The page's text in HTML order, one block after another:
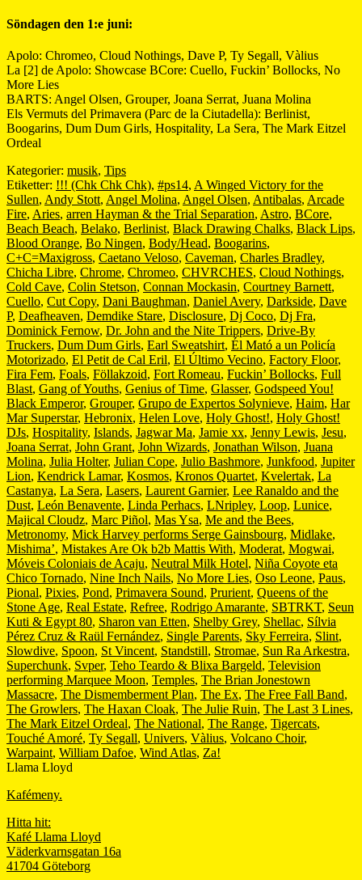
Söndagen den 1:e juni:
Apolo: Chromeo, Cloud Nothings, Dave P, Ty Segall, Vàlius
La [2] de Apolo: Showcase BCore: Cuello, Fuckin’ Bollocks, No
More Lies
BARTS: Angel Olsen, Grouper, Joana Serrat, Juana Molina
Els Vermuts del Primavera (Parc de la Ciutadella): Berlinist,
Boogarins, Dum Dum Girls, Hospitality, La Sera, The Mark Eitzel
Ordeal
Kategorier: musik, Tips
Etiketter: !!! (Chk Chk Chk), #ps14, A Winged Victory for the
Sullen, Andy Stott, Angel Molina, Angel Olsen, Antibalas, Arcade
Fire, Aries, arren Hayman & the Trial Separation, Astro, BCore,
Beach Beach, Belako, Berlinist, Black Drawing Chalks, Black Lips,
Blood Orange, Bo Ningen, Body/Head, Boogarins,
C+C=Maxigross, Caetano Veloso, Caveman, Charles Bradley,
Chicha Libre, Chrome, Chromeo, CHVRCHES, Cloud Nothings,
Cold Cave, Colin Stetson, Connan Mockasin, Courtney Barnett,
Cuello, Cut Copy, Dani Baughman, Daniel Avery, Darkside, Dave
P, Deafheaven, Demdike Stare, Disclosure, Dj Coco, Dj Fra,
Dominick Fernow, Dr. John and the Nite Trippers, Drive-By
Truckers, Dum Dum Girls, Earl Sweatshirt, Él Mató a un Policía
Motorizado, El Petit de Cal Eril, El Último Vecino, Factory Floor,
Fira Fem, Foals, Föllakzoid, Fort Romeau, Fuckin’ Bollocks, Full
Blast, Gang of Youths, Genius of Time, Glasser, Godspeed You!
Black Emperor, Grouper, Grupo de Expertos Solynieve, Haim, Har
Mar Superstar, Hebronix, Helen Love, Holy Ghost!, Holy Ghost!
DJs, Hospitality, Islands, Jagwar Ma, Jamie xx, Jenny Lewis, Jesu,
Joana Serrat, John Grant, John Wizards, Jonathan Wilson, Juana
Molina, Julia Holter, Julian Cope, Julio Bashmore, Junkfood, Jupiter
Lion, Kendrick Lamar, Kosmos, Kronos Quartet, Kvelertak, La
Castanya, La Sera, Lasers, Laurent Garnier, Lee Ranaldo and the
Dust, León Benavente, Linda Perhacs, LNripley, Loop, Lunice,
Majical Cloudz, Marc Piñol, Mas Ysa, Me and the Bees,
Metronomy, Mick Harvey performs Serge Gainsbourg, Midlake,
Mishima’, Mistakes Are Ok b2b Mattis With, Moderat, Mogwai,
Móveis Coloniais de Acaju, Neutral Milk Hotel, Niña Coyote eta
Chico Tornado, Nine Inch Nails, No More Lies, Oso Leone, Paus,
Pional, Pixies, Pond, Primavera Sound, Prurient, Queens of the
Stone Age, Real Estate, Refree, Rodrigo Amarante, SBTRKT, Seun
Kuti & Egypt 80, Sharon van Etten, Shelby Grey, Shellac, Sílvia
Pérez Cruz & Raül Fernández, Single Parents, Sky Ferreira, Slint,
Slowdive, Spoon, St Vincent, Standstill, Stromae, Sun Ra Arkestra,
Superchunk, Svper, Teho Teardo & Blixa Bargeld, Television
performing Marquee Moon, Temples, The Brian Jonestown
Massacre, The Dismemberment Plan, The Ex, The Free Fall Band,
The Growlers, The Haxan Cloak, The Julie Ruin, The Last 3 Lines,
The Mark Eitzel Ordeal, The National, The Range, Tigercats,
Touché Amoré, Ty Segall, Univers, Vàlius, Volcano Choir,
Warpaint, William Dafoe, Wind Atlas, Za!
Llama Lloyd
Kafémeny.
Hitta hit:
Kafé Llama Lloyd
Väderkvarnsgatan 16a
41704 Göteborg